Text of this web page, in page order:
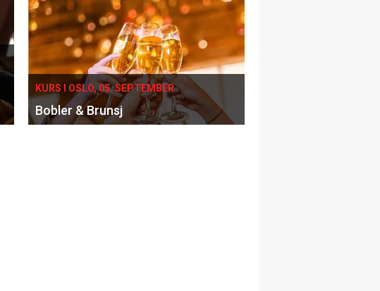
KURS I OSLO, 05. SEPTEMBER
Bobler & Brunsj